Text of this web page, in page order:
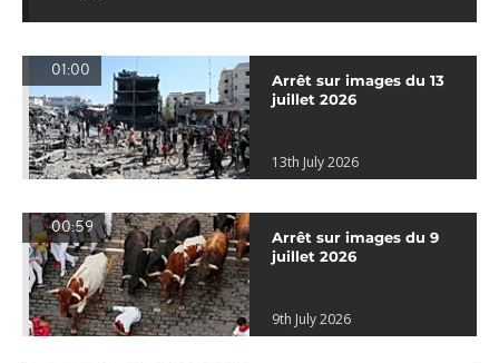
01:00
Arrêt sur images du 13
juillet 2026
13th July 2026
00:59
Arrêt sur images du 9
juillet 2026
9th July 2026